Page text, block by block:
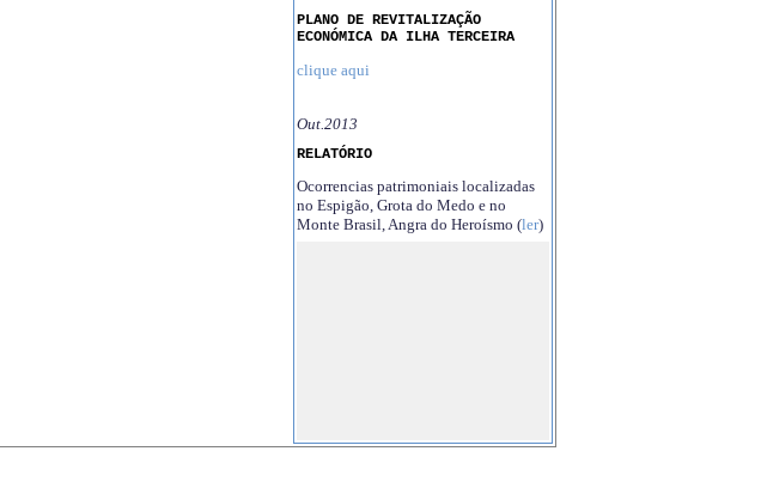
PLANO DE REVITALIZAÇÃO
ECONÓMICA DA ILHA TERCEIRA
clique aqui
Out.2013
RELATÓRIO
Ocorrencias patrimoniais localizadas
no Espigão, Grota do Medo e no
Monte Brasil, Angra do Heroísmo (ler)